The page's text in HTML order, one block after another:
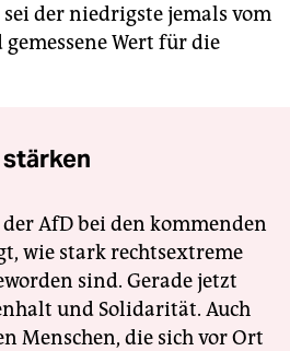
sei der niedrigste jemals vom
Wert für die
AfD bei den kommenden
wie stark rechtsextreme
sind. Gerade jetzt
und Solidarität. Auch
Menschen, die sich vor Ort